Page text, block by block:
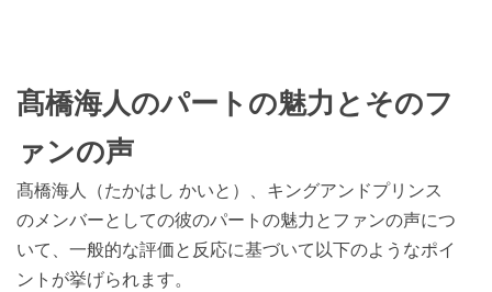
髙橋海人のパートの魅力とそのフ
ァンの声
髙橋海人（たかはし かいと）、キングアンドプリンス
のメンバーとしての彼のパートの魅力とファンの声につ
いて、一般的な評価と反応に基づいて以下のようなポイ
ントが挙げられます。